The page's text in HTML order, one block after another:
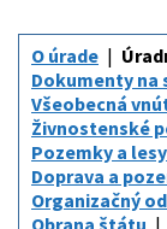
O úrade
Dokumenty
Všeobecná
Živnostenské
Pozemky a lesy
Doprava a
Organizačný